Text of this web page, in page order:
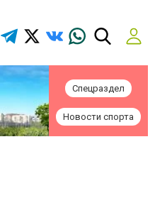
Спецраздел
Новости спорта